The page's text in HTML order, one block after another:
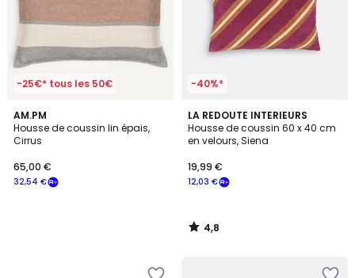
-25€* tous les 50€
AM.PM
Housse de coussin lin épais,
Cirrus
32,54 €
65,00 €
-40%*
LA REDOUTE INTERIEURS
Housse de coussin 60 x 40 cm
en velours, Siena
12,03 €
19,99 €
4,8
/ 5
4,8
/